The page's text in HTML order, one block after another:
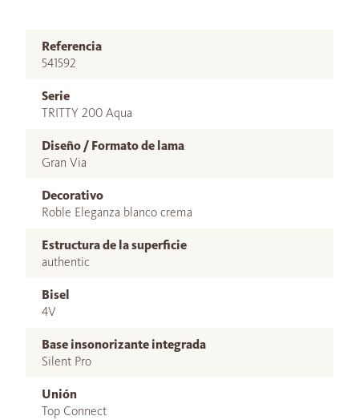
Referencia
541592
Serie
TRITTY 200 Aqua
Diseño / Formato de lama
Gran Via
Decorativo
Roble Eleganza blanco crema
Estructura de la superficie
authentic
Bisel
4V
Base insonorizante integrada
Silent Pro
Unión
Top Connect